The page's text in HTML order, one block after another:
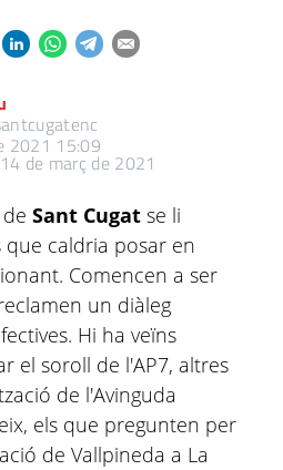
2021 15:09
de març de 2021
Sant Cugat se li
caldria posar en
Comencen a ser
un diàleg
Hi ha veïns
el soroll de l'AP7, altres
de l'Avinguda
els que pregunten per
de Vallpineda a La